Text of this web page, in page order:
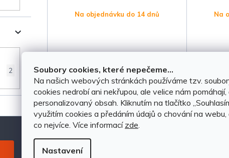
Soubory cookies, které nepečeme...
Na našich webových stránkách používáme tzv.
cookies nedrobí ani nekřupou, ale velice nám
personalizovaný obsah. Kliknutím na tlačítko
využitím cookies a předáním údajů o chování na
co nejvíce. Více informací zde
Nastavení
2
u
t
ů
d
u
k
t
ů
Na objednávku do 14 dnů
DO KOŠÍKU
Na